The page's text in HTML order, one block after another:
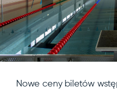
Nowe ceny biletów